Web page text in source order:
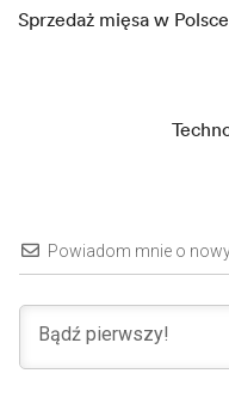
Sprzedaż mięsa w
Powiadom mnie o